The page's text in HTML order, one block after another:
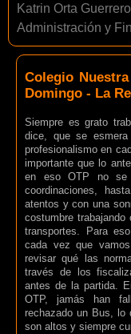
Katrin Orta Guerrero
Administración y
Colegio
Domingo - La
Siempre es grato
dice, que se
profesionalismo en
importante que lo
en eso OTP no se
coordinaciones,
atentos y con una
costumbre
transportes. Para
cada vez que
revisar qué las
través de los
antes de la partida.
OTP, jamás han
rechazado un Bus, lo
son altos y siempre